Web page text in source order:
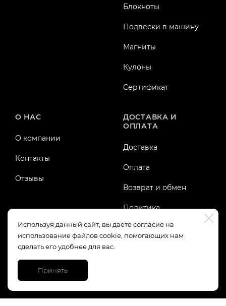
Используя данный сайт, вы даете согласие на
использование файлов cookie, помогающих нам
сделать его удобнее для вас.
Принять
Блокноты
Подвески в машину
Магниты
Кулоны
Сертификат
О НАС
О компании
Контакты
Отзывы
ДОСТАВКА И
ОПЛАТА
Доставка
Оплата
Возврат и обмен
Политика
конфиденциальности
Публичная оферта